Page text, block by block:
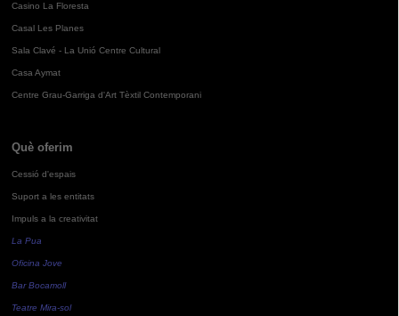
Casino La Floresta
Casal Les Planes
Sala Clavé - La Unió Centre Cultural
Casa Aymat
Centre Grau-Garriga d'Art Tèxtil Contemporani
Què oferim
Cessió d'espais
Suport a les entitats
Impuls a la creativitat
La Pua
Oficina Jove
Bar Bocamoll
Teatre Mira-sol